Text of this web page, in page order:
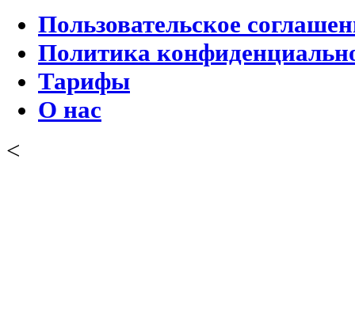
Пользовательское
Политика
Тарифы
О нас
<